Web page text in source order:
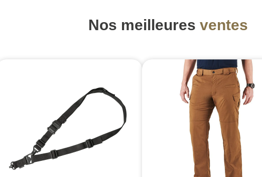
Nos meilleures ventes